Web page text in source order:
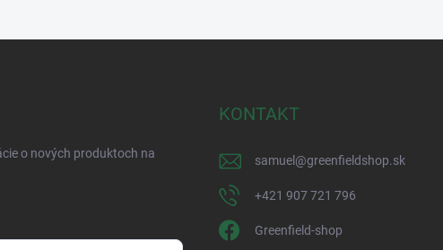
o nových produktoch na
KONTAKT
samuel @greenfieldshop.sk
+421 907 721 796
Greenfield-shop